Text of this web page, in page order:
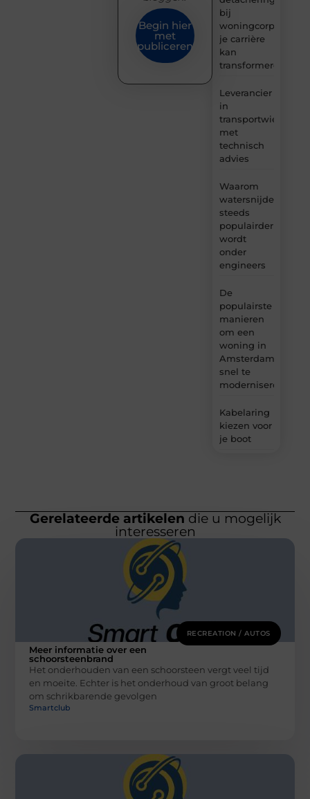
bij
woningcorporaties
je carrière
kan
transformeren
Leverancier
in
transportwielen
met
technisch
advies
Waarom
watersnijden
steeds
populairder
wordt
onder
engineers
De
populairste
manieren
om een
woning in
Amsterdam
snel te
moderniseren
Kabelaring
kiezen voor
je boot
Begin hier
met
publiceren
Gerelateerde artikelen die u mogelijk
interesseren
RECREATION / AUTOS
Meer informatie over een
schoorsteenbrand
Het onderhouden van een schoorsteen vergt veel tijd
en moeite. Echter is het onderhoud van groot belang
om schrikbarende gevolgen
Smartclub